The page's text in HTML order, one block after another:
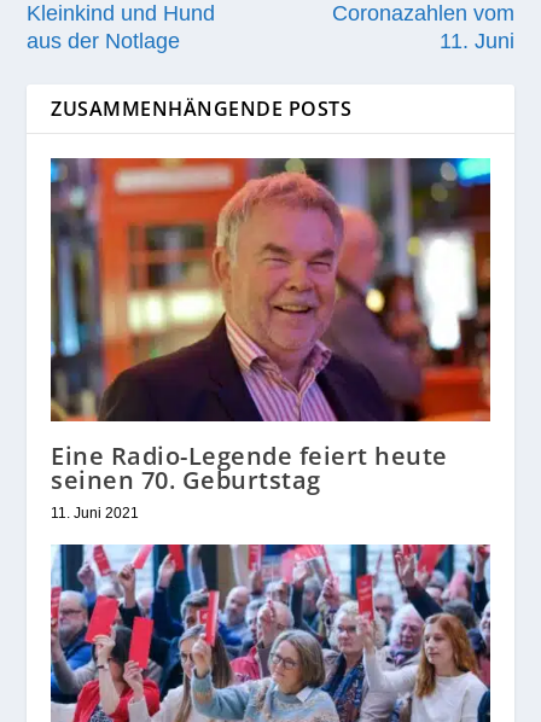
Kleinkind und Hund
aus der Notlage
Coronazahlen vom
11. Juni
ZUSAMMENHÄNGENDE POSTS
Eine Radio-Legende feiert heute
seinen 70. Geburtstag
11. Juni 2021